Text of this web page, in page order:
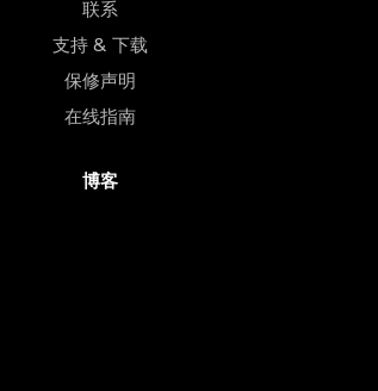
联系
支持 & 下载
保修声明
在线指南
博客